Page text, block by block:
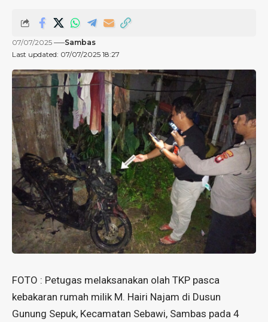
Last updated: 07/07/2025 18:27
07/07/2025 Sambas
FOTO : Petugas melaksanakan olah TKP pasca
kebakaran rumah milik M. Hairi Najam di Dusun
Gunung Sepuk, Kecamatan Sebawi, Sambas pada 4